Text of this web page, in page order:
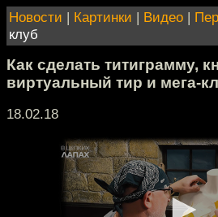
Новости | Картинки | Видео |
клуб
Как сделать титиграмму,
виртуальный тир и мега-
18.02.18